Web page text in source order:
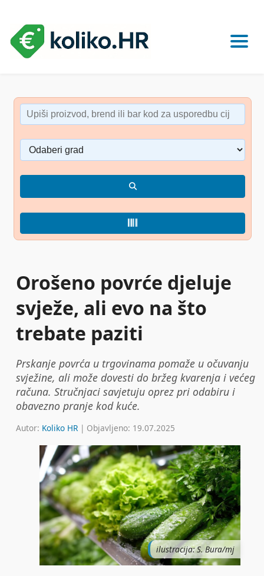
Orošeno povrće djeluje
svježe, ali evo na što
trebate paziti
Prskanje povrća u trgovinama pomaže u očuvanju
svježine, ali može dovesti do bržeg kvarenja i većeg
računa. Stručnjaci savjetuju oprez pri odabiru i
obavezno pranje kod kuće.
Autor: Koliko HR | Objavljeno: 19.07.2025
ilustracija: S. Bura/mj